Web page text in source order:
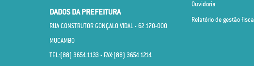
DADOS DA PREFEITURA
RUA CONSTRUTOR GONÇALO VIDAL - 62.170­-000
MUCAMBO
TEL:(88) 3654.1133 - FAX:(88) 3654.1214
Ouvidoria
Relatório de gestão fiscal